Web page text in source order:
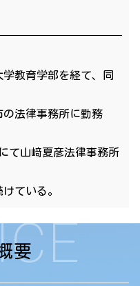
教育学部を経て、同
法律事務所に勤務
て山﨑夏彦法律事務所
ている。
要